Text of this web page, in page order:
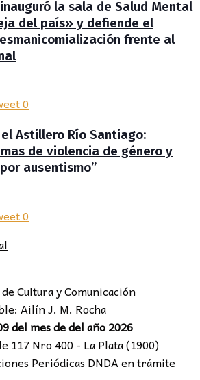
la sala de Salud Mental
del país» y defiende el
frente al
0
Astillero Río Santiago:
de violencia de género y
ausentismo”
0
Cultura y Comunicación
Ailín J. M. Rocha
del mes de del año 2026
117 Nro 400 - La Plata (1900)
Periódicas DNDA en trámite